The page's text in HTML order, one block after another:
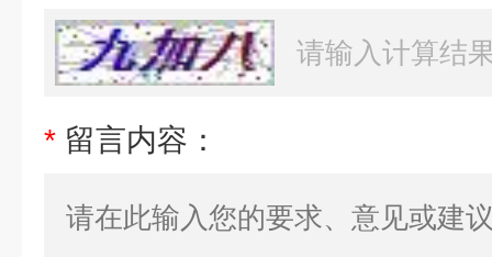
* 留言内容：